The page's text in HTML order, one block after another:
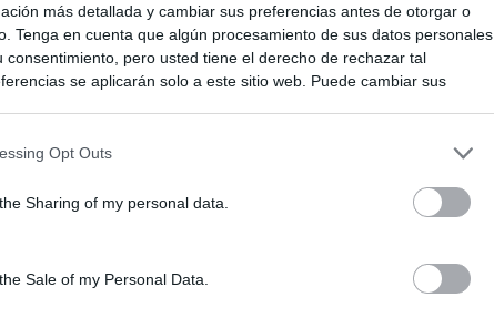
más detallada y cambiar sus preferencias antes de otorgar o
Tenga en cuenta que algún procesamiento de sus datos personales
consentimiento, pero usted tiene el derecho de rechazar tal
se aplicarán solo a este sitio web. Puede cambiar sus
Opt Outs
Sharing of my personal data.
Sale of my Personal Data.